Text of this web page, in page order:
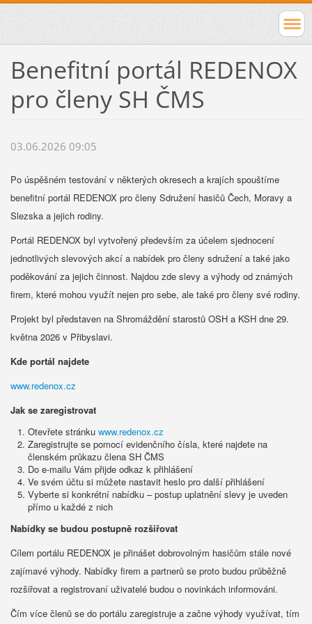
Benefitní portál REDENOX
pro členy SH ČMS
03.06.2026 09:05
Po úspěšném testování v některých okresech a krajích spouštíme
benefitní portál REDENOX pro členy Sdružení hasičů Čech, Moravy a
Slezska a jejich rodiny.
Portál REDENOX byl vytvořený především za účelem sjednocení
jednotlivých slevových akcí a nabídek pro členy sdružení a také jako
poděkování za jejich činnost. Najdou zde slevy a výhody od známých
firem, které mohou využít nejen pro sebe, ale také pro členy své rodiny.
Projekt byl představen na Shromáždění starostů OSH a KSH dne 29.
května 2026 v Přibyslavi.
Kde portál najdete
www.redenox.cz
Jak se zaregistrovat
Otevřete stránku www.redenox.cz
Zaregistrujte se pomocí evidenčního čísla, které najdete na
členském průkazu člena SH ČMS
Do e-mailu Vám přijde odkaz k přihlášení
Ve svém účtu si můžete nastavit heslo pro další přihlášení
Vyberte si konkrétní nabídku – postup uplatnění slevy je uveden
přímo u každé z nich
Nabídky se budou postupně rozšiřovat
Cílem portálu REDENOX je přinášet dobrovolným hasičům stále nové
zajímavé výhody. Nabídky firem a partnerů se proto budou průběžně
rozšiřovat a registrovaní uživatelé budou o novinkách informováni.
Čím více členů se do portálu zaregistruje a začne výhody využívat, tím